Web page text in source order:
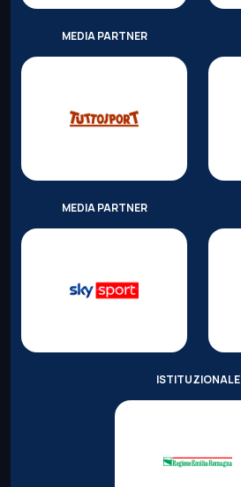
MEDIA PARTNER
MEDIA PARTNER
ISTITUZIONALE